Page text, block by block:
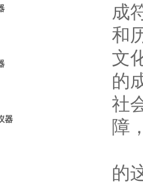
器
成
和
文
的
社
障
的